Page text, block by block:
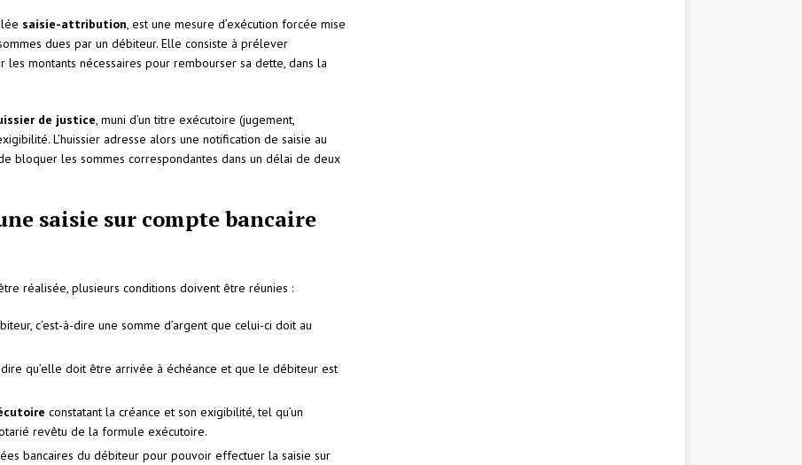
saisie-attribution, est une mesure d’exécution forcée mise
dues par un débiteur. Elle consiste à prélever
montants nécessaires pour rembourser sa dette, dans la
de justice, muni d’un titre exécutoire (jugement,
L’huissier adresse alors une notification de saisie au
bloquer les sommes correspondantes dans un délai de deux
saisie sur compte bancaire
réalisée, plusieurs conditions doivent être réunies :
c’est-à-dire une somme d’argent que celui-ci doit au
dire qu’elle doit être arrivée à échéance et que le débiteur est
constatant la créance et son exigibilité, tel qu’un
revêtu de la formule exécutoire.
bancaires du débiteur pour pouvoir effectuer la saisie sur